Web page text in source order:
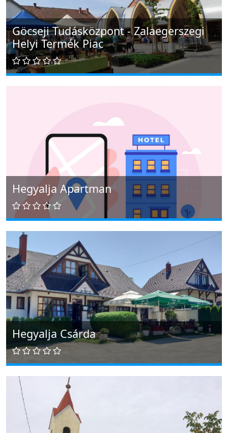
Göcseji Tudásközpont - Zalaegerszegi
Helyi Termék Piac
Hegyalja Apartman
Hegyalja Csárda